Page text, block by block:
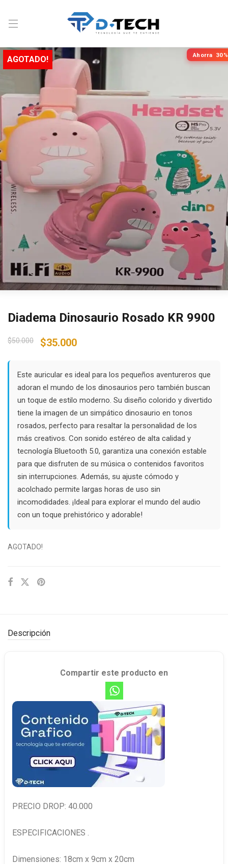
Ahorra 30%
AGOTADO!
Diadema Dinosaurio Rosado KR 9900
$50.000
Original
$50.000.
$35.000Current
$35.000.
Este auricular es ideal para los pequeños aventureros que
adoran el mundo de los dinosaurios pero también buscan
un toque de estilo moderno. Su diseño colorido y divertido
tiene la imagen de un simpático dinosaurio en tonos
rosados, perfecto para resaltar la personalidad de los
más creativos. Con sonido estéreo de alta calidad y
tecnología Bluetooth 5.0, garantiza una conexión estable
para que disfruten de su música o contenidos favoritos
sin interrupciones. Además, su ajuste cómodo y
acolchado permite largas horas de uso sin
incomodidades. ¡Ideal para explorar el mundo del audio
con un toque prehistórico y adorable!
AGOTADO!
Descripción
Compartir este producto en
PRECIO DROP: 40.000
ESPECIFICACIONES .
Dimensiones: 18cm x 9cm x 20cm